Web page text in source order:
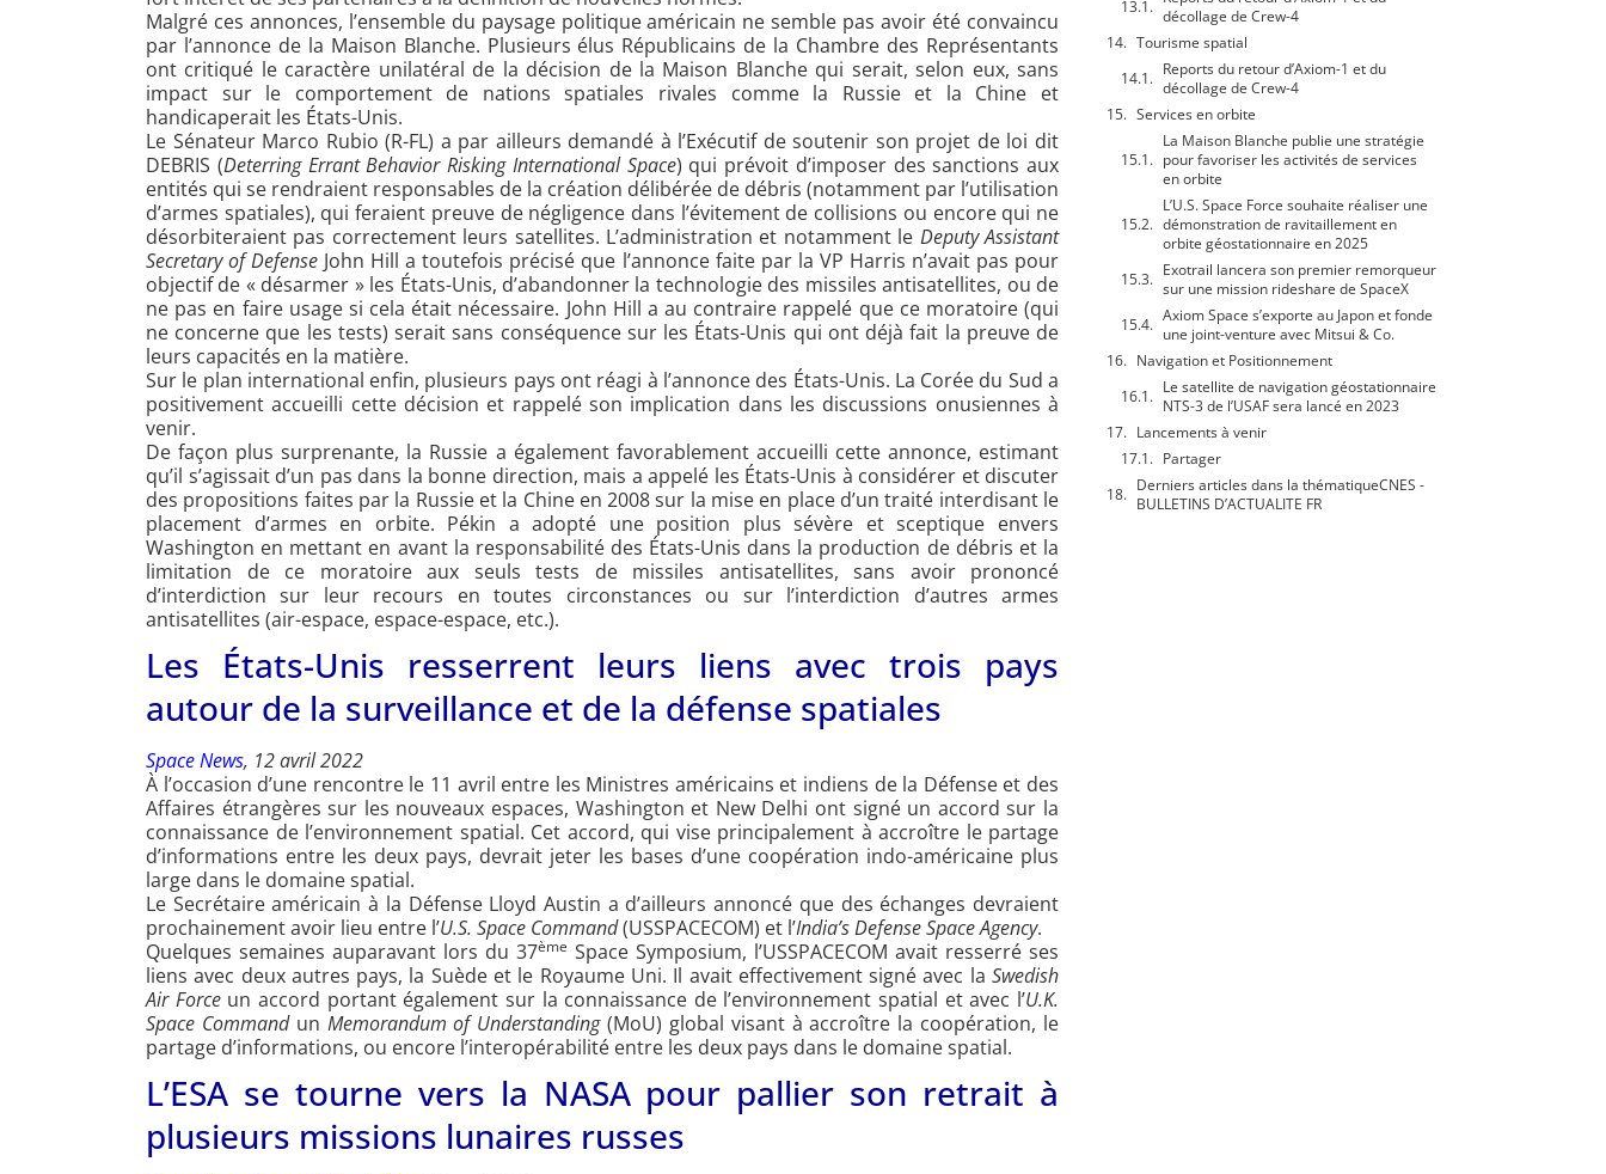
Malgré ces annonces, l’ensemble du paysage politique américain ne semble pas avoir été convaincu
par l’annonce de la Maison Blanche. Plusieurs élus Républicains de la Chambre des Représentants
ont critiqué le caractère unilatéral de la décision de la Maison Blanche qui serait, selon eux, sans
impact sur le comportement de nations spatiales rivales comme la Russie et la Chine et
handicaperait les États-Unis.
Le Sénateur Marco Rubio (R-FL) a par ailleurs demandé à l’Exécutif de soutenir son projet de loi dit
DEBRIS (Deterring Errant Behavior Risking International Space) qui prévoit d’imposer des sanctions aux
entités qui se rendraient responsables de la création délibérée de débris (notamment par l’utilisation
d’armes spatiales), qui feraient preuve de négligence dans l’évitement de collisions ou encore qui ne
désorbiteraient pas correctement leurs satellites. L’administration et notamment le Deputy Assistant
Secretary of Defense John Hill a toutefois précisé que l’annonce faite par la VP Harris n’avait pas pour
objectif de « désarmer » les États-Unis, d’abandonner la technologie des missiles antisatellites, ou de
ne pas en faire usage si cela était nécessaire. John Hill a au contraire rappelé que ce moratoire (qui
ne concerne que les tests) serait sans conséquence sur les États-Unis qui ont déjà fait la preuve de
leurs capacités en la matière.
Sur le plan international enfin, plusieurs pays ont réagi à l’annonce des États-Unis. La Corée du Sud a
positivement accueilli cette décision et rappelé son implication dans les discussions onusiennes à
venir.
De façon plus surprenante, la Russie a également favorablement accueilli cette annonce, estimant
qu’il s’agissait d’un pas dans la bonne direction, mais a appelé les États-Unis à considérer et discuter
des propositions faites par la Russie et la Chine en 2008 sur la mise en place d’un traité interdisant le
placement d’armes en orbite. Pékin a adopté une position plus sévère et sceptique envers
Washington en mettant en avant la responsabilité des États-Unis dans la production de débris et la
limitation de ce moratoire aux seuls tests de missiles antisatellites, sans avoir prononcé
d’interdiction sur leur recours en toutes circonstances ou sur l’interdiction d’autres armes
antisatellites (air-espace, espace-espace, etc.).
Les États-Unis resserrent leurs liens avec trois pays
autour de la surveillance et de la défense spatiales
Space News, 12 avril 2022
À l’occasion d’une rencontre le 11 avril entre les Ministres américains et indiens de la Défense et des
Affaires étrangères sur les nouveaux espaces, Washington et New Delhi ont signé un accord sur la
connaissance de l’environnement spatial. Cet accord, qui vise principalement à accroître le partage
d’informations entre les deux pays, devrait jeter les bases d’une coopération indo-américaine plus
large dans le domaine spatial.
Le Secrétaire américain à la Défense Lloyd Austin a d’ailleurs annoncé que des échanges devraient
prochainement avoir lieu entre l’U.S. Space Command(USSPACECOM) et l’India’s Defense Space Agency.
Quelques semaines auparavant lors du 37ème Space Symposium, l’USSPACECOM avait resserré ses
liens avec deux autres pays, la Suède et le Royaume Uni. Il avait effectivement signé avec la Swedish
Air Forceun accord portant également sur la connaissance de l’environnement spatial et avec l’U.K.
Space Command un Memorandum of Understanding(MoU) global visant à accroître la coopération, le
partage d’informations, ou encore l’interopérabilité entre les deux pays dans le domaine spatial.
L’ESA se tourne vers la NASA pour pallier son retrait à
plusieurs missions lunaires russes
décollage de Crew-4
Tourisme spatial
Reports du retour d’Axiom-1 et du
décollage de Crew-4
Services en orbite
La Maison Blanche publie une stratégie
pour favoriser les activités de services
en orbite
L’U.S. Space Force souhaite réaliser une
démonstration de ravitaillement en
orbite géostationnaire en 2025
Exotrail lancera son premier remorqueur
sur une mission rideshare de SpaceX
Axiom Space s’exporte au Japon et fonde
une joint-venture avec Mitsui & Co.
Navigation et Positionnement
Le satellite de navigation géostationnaire
NTS-3 de l’USAF sera lancé en 2023
Lancements à venir
Partager
Derniers articles dans la thématiqueCNES -
BULLETINS D’ACTUALITE FR